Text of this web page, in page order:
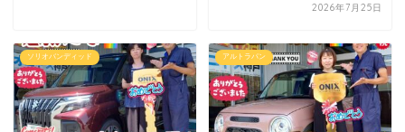
2026年7月25日
ソリオバンディッド アルトラパン